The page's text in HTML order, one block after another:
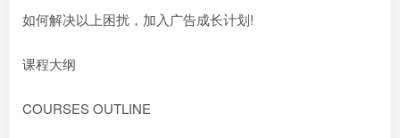
如何解决以上困扰，加入广告成长计划!
课程大纲
COURSES OUTLINE